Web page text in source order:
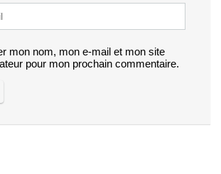
mon nom, mon e-mail et mon site
pour mon prochain commentaire.